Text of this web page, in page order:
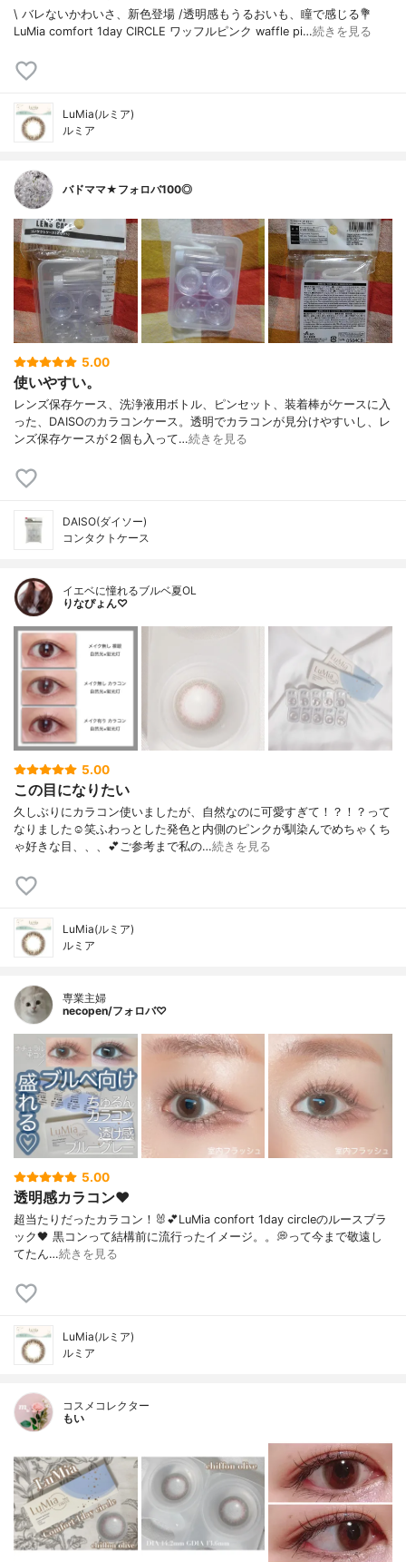
\ バレないかわいさ、新色登場 /⁡透明感もうるおいも、瞳で感じる⁡⁡💐
LuMia comfort 1day CIRCLE ワッフルピンク waffle pi…続きを見る
LuMia(ルミア)
ルミア
バドママ★フォロバ100◎
5.00
使いやすい。
レンズ保存ケース、洗浄液用ボトル、ピンセット、装着棒がケースに入
った、DAISOのカラコンケース。透明でカラコンが見分けやすいし、レ
ンズ保存ケースが２個も入って…続きを見る
DAISO(ダイソー)
コンタクトケース
イエベに憧れるブルベ夏OL
りなぴょん♡
5.00
この目になりたい
久しぶりにカラコン使いましたが、自然なのに可愛すぎて！？！？って
なりました☺笑ふわっとした発色と内側のピンクが馴染んでめちゃくち
ゃ好きな目、、、💕ご参考まで私の…続きを見る
LuMia(ルミア)
ルミア
専業主婦
necopen/フォロバ♡
5.00
透明感カラコン♥︎
超当たりだったカラコン！🐰💕LuMia confort 1day circleのルースブラ
ック🖤 黒コンって結構前に流行ったイメージ。。💭って今まで敬遠し
てたん…続きを見る
LuMia(ルミア)
ルミア
コスメコレクター
もい